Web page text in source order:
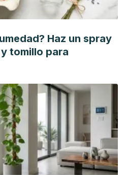
Haz un spray
tomillo para